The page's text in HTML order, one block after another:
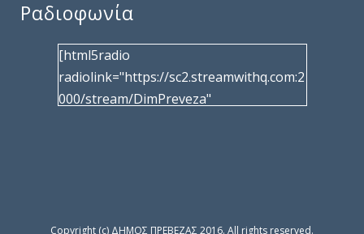
Ραδιοφωνία
[html5radio
radiolink="https://sc2.streamwithq.com:2
000/stream/DimPreveza"
facebook="https://www.facebook.com/%
Copyright (c) ΔΗΜΟΣ ΠΡΕΒΕΖΑΣ 2016. All rights reserved.